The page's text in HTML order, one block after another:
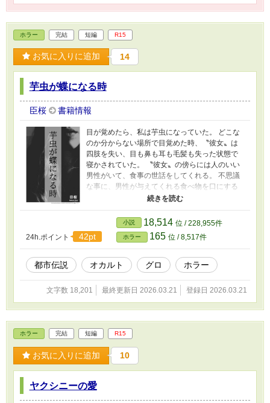
ホラー 完結 短編 R15
お気に入りに追加 14
芋虫が蝶になる時
臣桜 書籍情報
目が覚めたら、私は芋虫になっていた。 どこな
のか分からない場所で目覚めた時、〝彼女〟は
四肢を失い、目も鼻も耳も毛髪も失った状態で
寝かされていた。 〝彼女〟の傍らには人のいい
男性がいて、食事の世話をしてくれる。 不思議
な事に、男性が与えてくれる食べ物を口にする
と、失った体の一部が元に戻っていく。 〝彼
女〟がすべてを取り戻した時、何が起こるのか
――。 〝彼女〟は何者で、どのような経緯でそ
こにいたのか――。 ※ 表紙は『かんたん表紙
メーカー』さんで製作しました。
24h.ポイント 42pt
小説 18,514 位 / 228,955件
ホラー 165 位 / 8,517件
都市伝説 オカルト グロ ホラー
文字数 18,201 最終更新日 2026.03.21 登録日 2026.03.21
ホラー 完結 短編 R15
お気に入りに追加 10
ヤクシニーの愛